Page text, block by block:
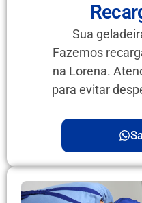
Sua
Fazemos
na Lorena.
para evitar